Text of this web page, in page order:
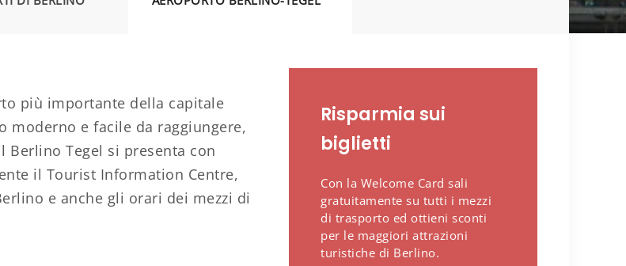
più importante della capitale
moderno e facile da raggiungere,
Tegel si presenta con
il Tourist Information Centre,
e anche gli orari dei mezzi di
Risparmia sui
biglietti
Con la Welcome Card sali
gratuitamente su tutti i mezzi
di trasporto ed ottieni sconti
per le maggiori attrazioni
turistiche di Berlino.